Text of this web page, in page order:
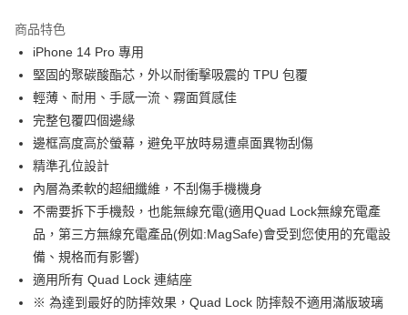
Apple Pay
街口支付
悠遊付
Google Pay
全盈+PAY
大哥付你分期
相關說明
【大哥付你分期使用說明】
1.本服務由台灣大哥大提供，台灣大哥大用戶可立即使用無須另外申請。
流程，驗證手機門號後，選擇欲分期的期數、繳款截止日，確認付款後即完
AFTEE先享後付
相關說明
商品特色
iPhone 14 Pro 專用
堅固的聚碳酸酯芯，外以耐衝擊吸震的 TPU 包覆
輕薄、耐用、手感一流、霧面質感佳
完整包覆四個邊緣
邊框高度高於螢幕，避免平放時易遭桌面異物刮傷
精準孔位設計
內層為柔軟的超細纖維，不刮傷手機機身
不需要拆下手機殼，也能無線充電(適用Quad Lock無線充電產
品，第三方無線充電產品(例如:MagSafe)會受到您使用的充電設
備、規格而有影響)
適用所有 Quad Lock 連結座
※ 為達到最好的防摔效果，Quad Lock 防摔殼不適用滿版玻璃